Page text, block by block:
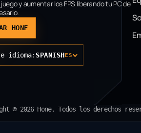
y aumentar los FPS liberando tu PC de
HONE
idioma: SPANISHES
© 2026 Hone. Todos los derechos